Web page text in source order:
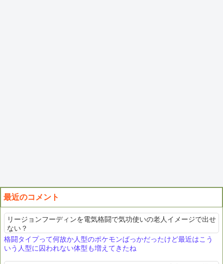
最近のコメント
リージョンフーディンを電気格闘で気功使いの老人イメージで出せ
ない？
格闘タイプって何故か人型のポケモンばっかだったけど最近はこう
いう人型に囚われない体型も増えてきたね